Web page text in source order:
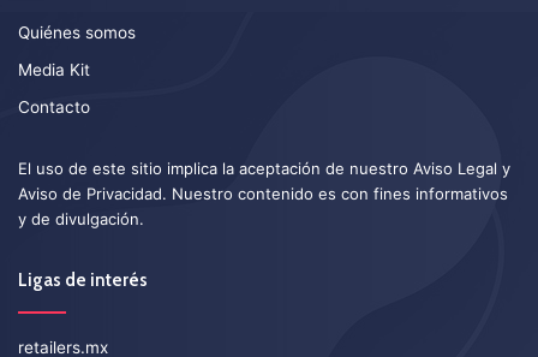
Quiénes somos
Media Kit
Contacto
El uso de este sitio implica la aceptación de nuestro Aviso Legal y
Aviso de Privacidad. Nuestro contenido es con fines informativos
y de divulgación.
Ligas de interés
retailers.mx